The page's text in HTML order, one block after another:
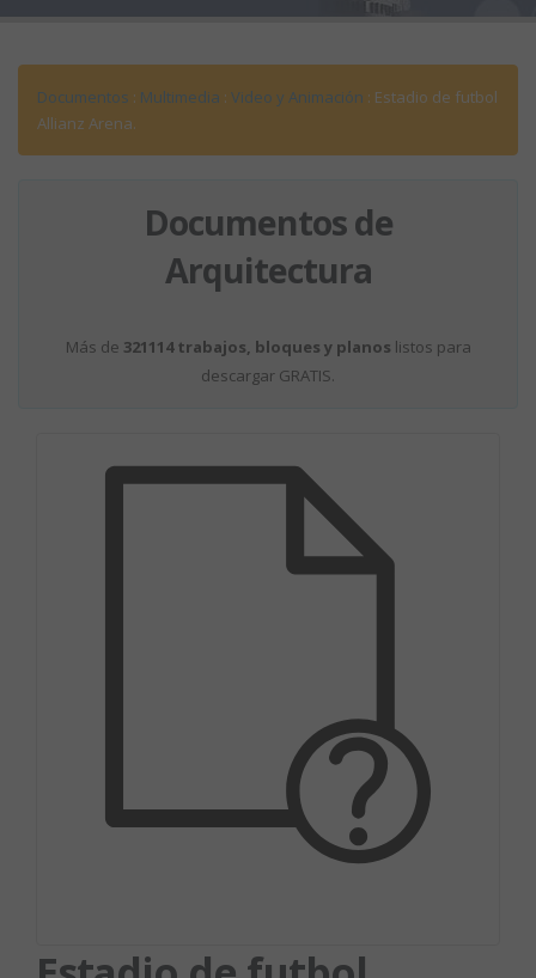
Documentos : Multimedia : Video y Animación : Estadio de futbol
Allianz Arena.
Documentos de
Arquitectura
Más de 321114 trabajos, bloques y planos listos para
descargar GRATIS.